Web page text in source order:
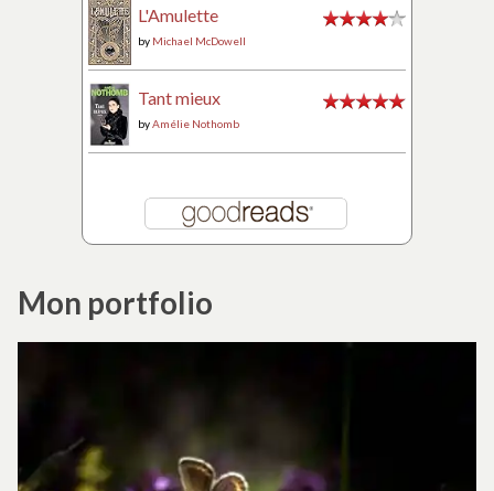
L'Amulette
by Michael McDowell
Tant mieux
byAmélie Nothomb
Mon portfolio